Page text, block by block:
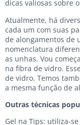
dicas valiosas sobre
Atualmente, há
cada um com suas
de alongamentos de
nomenclatura
as unhas. Vou
na fibra de vidro.
de vidro. Temos
a mesma função de
Outras técnicas
Gel na Tips: utiliza-